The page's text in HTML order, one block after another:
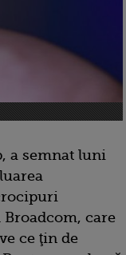
a semnat luni
care
ce ţin de